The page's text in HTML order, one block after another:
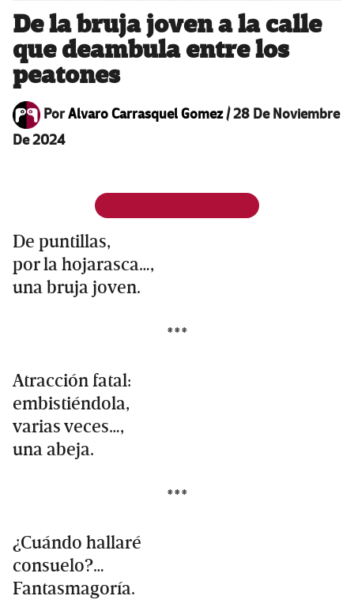
De la bruja joven a la calle
que deambula entre los
peatones
PorAlvaro Carrasquel Gomez/28 De Noviembre
De 2024
De puntillas,
por la hojarasca…,
una bruja joven.
***
Atracción fatal:
embistiéndola,
varias veces…,
una abeja.
***
¿Cuándo hallaré
consuelo?…
Fantasmagoría.